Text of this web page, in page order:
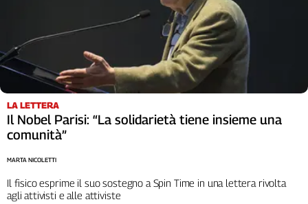
Sassolino
Linea
Economica
It
Easy
Inserti
Diffusa
InFlai
LA LETTERA
Il Nobel Parisi: “La solidarietà tiene insieme una
comunità”
Il fisico esprime il suo sostegno a Spin Time in una lettera rivolta
agli attivisti e alle attiviste
MARTA NICOLETTI